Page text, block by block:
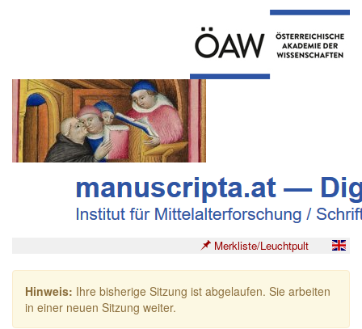
Merkliste/Leuchtpult
Hinweis: Ihre bisherige Sitzung ist abgelaufen. Sie arbeiten
in einer neuen Sitzung weiter.